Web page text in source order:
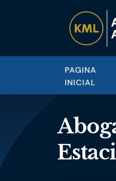
PAGINA
INICIAL